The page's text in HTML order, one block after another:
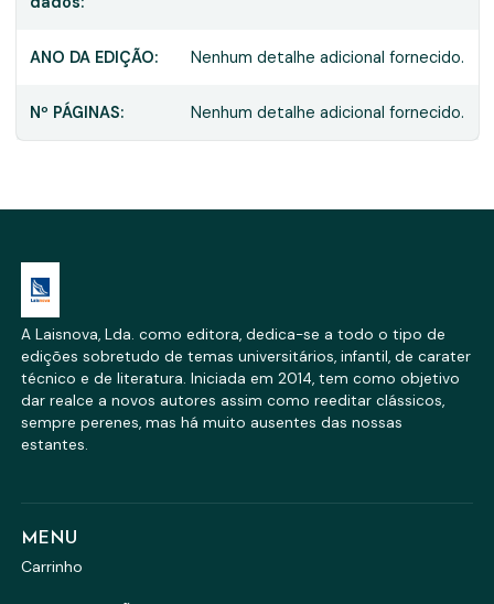
ANO DA EDIÇÃO: Nenhum detalhe adicional fornecido.
Nº PÁGINAS: Nenhum detalhe adicional fornecido.
A Laisnova, Lda. como editora, dedica-se a todo o tipo de
edições sobretudo de temas universitários, infantil, de carater
técnico e de literatura. Iniciada em 2014, tem como objetivo
dar realce a novos autores assim como reeditar clássicos,
sempre perenes, mas há muito ausentes das nossas
estantes.
MENU
Carrinho